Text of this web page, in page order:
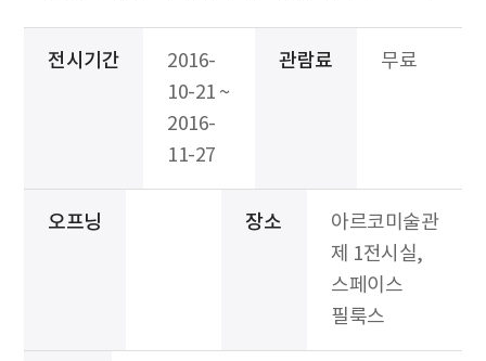
전시기간
2016-
10-21 ~
2016-
11-27
관람료 무료
오프닝 장소
아르코미술관
제 1전시실,
스페이스
필룩스